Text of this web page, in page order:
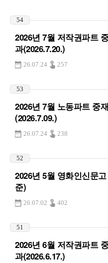
54
2026년 7월 저작권파트
과(2026.7.20.)
26.07.24 257
53
2026년 7월 노동파트 중
(2026.7.09.)
26.07.24 238
52
2026년 5월 영화인신문
준)
26.07.02 402
51
2026년 6월 저작권파트
과(2026.6.17.)